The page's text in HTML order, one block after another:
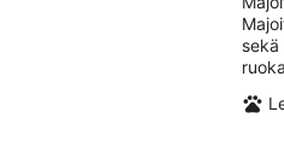
sekä